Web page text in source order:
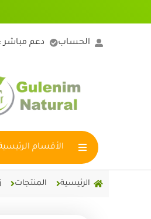
إلى
الحساب دعم مباشر : 00905377020844
الأقسام
الرئيسية المنتجات